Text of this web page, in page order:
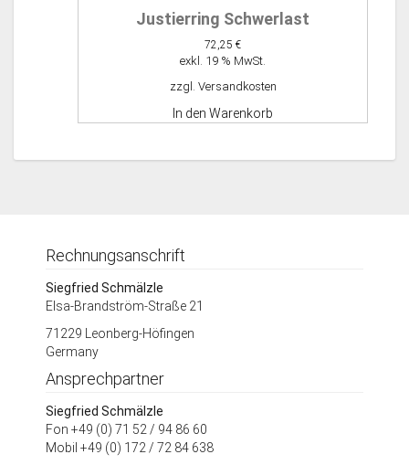
Justierring Schwerlast
72,25 €
exkl. 19 % MwSt.
zzgl. Versandkosten
In den Warenkorb
Rechnungsanschrift
Siegfried Schmälzle
Elsa-Brandström-Straße 21
71229 Leonberg-Höfingen
Germany
Ansprechpartner
Siegfried Schmälzle
Fon +49 (0) 71 52 / 94 86 60
Mobil +49 (0) 172 / 72 84 638